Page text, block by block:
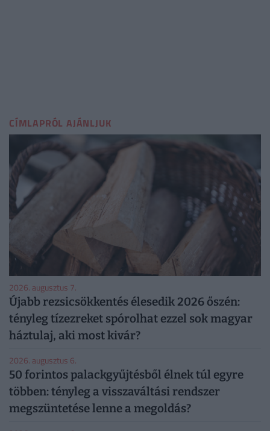
CÍMLAPRÓL AJÁNLJUK
2026. augusztus 7.
Újabb rezsicsökkentés élesedik 2026 őszén:
tényleg tízezreket spórolhat ezzel sok magyar
háztulaj, aki most kivár?
2026. augusztus 6.
50 forintos palackgyűjtésből élnek túl egyre
többen: tényleg a visszaváltási rendszer
megszüntetése lenne a megoldás?